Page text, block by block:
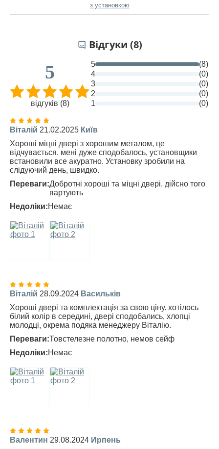
з установкою
Відгуки (8)
5
відгуків (8)
5
(8)
4
(0)
3
(0)
2
(0)
1
(0)
Віталій 21.02.2025 Київ
Хороші міцні двері з хорошим металом, це
відчувається. мені дуже сподобалось, установщики
встановили все акуратно. Установку зробили на
слідуючий день, швидко.
Переваги:Добротні хороші та міцні двері, дійсно того
вартують
Недоліки:Немає
Віталій 28.09.2024 Васильків
Хороші двері та комплектація за свою ціну. хотілось
білий колір в середині, двері сподобались, хлопці
молодці, окрема подяка менеджеру Віталію.
Переваги:Товстелезне полотно, немов сейф
Недоліки:Немає
Валентин 29.08.2024 Ирпень